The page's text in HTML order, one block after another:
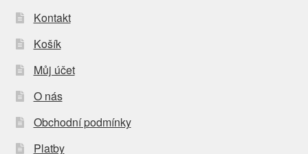
Kontakt
Košík
Můj účet
O nás
Obchodní podmínky
Platby